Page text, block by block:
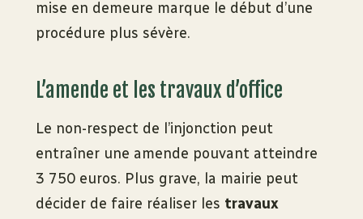
mise en demeure marque le début d’une
procédure plus sévère.
L’amende et les travaux d’office
Le non-respect de l’injonction peut
entraîner une amende pouvant atteindre
3 750 euros. Plus grave, la mairie peut
décider de faire réaliser les travaux